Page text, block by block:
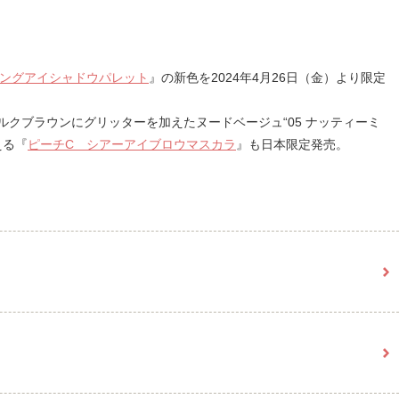
グアイシャドウパレット 』の新色を2024年4月26日（金）より限定
ブラウンにグリッターを加えたヌードベージュ“05 ナッティーミ
『ピーチC シアーアイブロウマスカラ 』も日本限定発売。